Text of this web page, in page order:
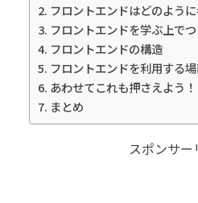
フロントエンドはどのよう
フロントエンドを学ぶ上で
フロントエンドの構造
フロントエンドを利用する
あわせてこれも押さえよう！
まとめ
スポンサー